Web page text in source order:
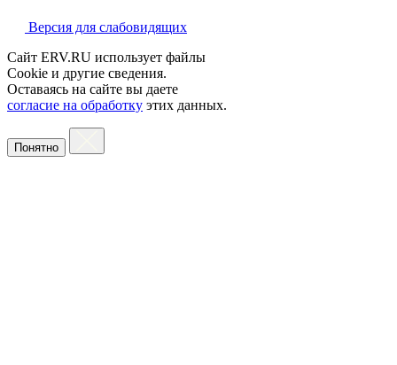
Версия для слабовидящих
Сайт ERV.RU использует файлы
Cookie и другие сведения.
Оставаясь на сайте вы даете
согласие на обработку этих данных.
Понятно